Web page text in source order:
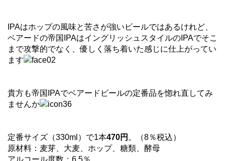
IPAはホップの風味と苦さが強いビールではあるけれど、
ベアードの帝国IPAはイングリッシュスタイルのIPAでそこ
まで攻撃的でなく、優しく落ち着いた感じに仕上がってい
ます
貴方も帝国IPAでベアードビールの定番品を惚れ直してみ
ませんか
定番サイズ（330ml）で1本470円 。（8％税込）
原材料：麦芽、大麦、ホップ、糖類、酵母
アルコール度数：6.5％